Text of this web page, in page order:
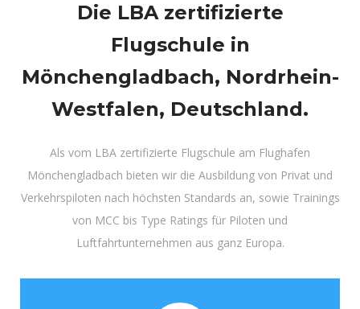
Die LBA zertifizierte
Flugschule in
Mönchengladbach, Nordrhein-
Westfalen, Deutschland.
Als vom LBA zertifizierte Flugschule am Flughafen
Mönchengladbach bieten wir die Ausbildung von Privat und
Verkehrspiloten nach höchsten Standards an, sowie Trainings
von MCC bis Type Ratings für Piloten und
Luftfahrtunternehmen aus ganz Europa.